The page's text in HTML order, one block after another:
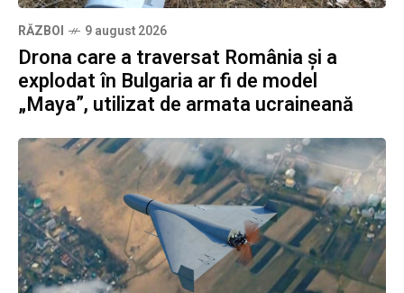
RĂZBOI 9 august 2026
Drona care a traversat România și a
explodat în Bulgaria ar fi de model
„Maya”, utilizat de armata ucraineană